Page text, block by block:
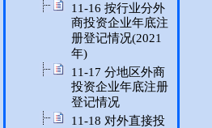
11-16 按行业分外
商投资企业年底注
册登记情况(2021
年)
11-17 分地区外商
投资企业年底注册
登记情况
11-18 对外直接投